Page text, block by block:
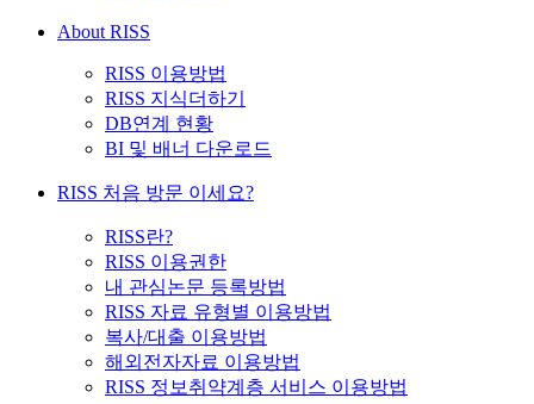
About RISS
RISS 이용방법
RISS 지식더하기
DB연계 현황
BI 및 배너 다운로드
RISS 처음 방문 이세요?
RISS란?
RISS 이용권한
내 관심논문 등록방법
RISS 자료 유형별 이용방법
복사/대출 이용방법
해외전자자료 이용방법
RISS 정보취약계층 서비스 이용방법